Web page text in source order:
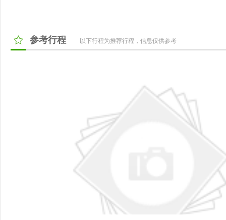
参考行程 以下行程为推荐行程，信息仅供参考